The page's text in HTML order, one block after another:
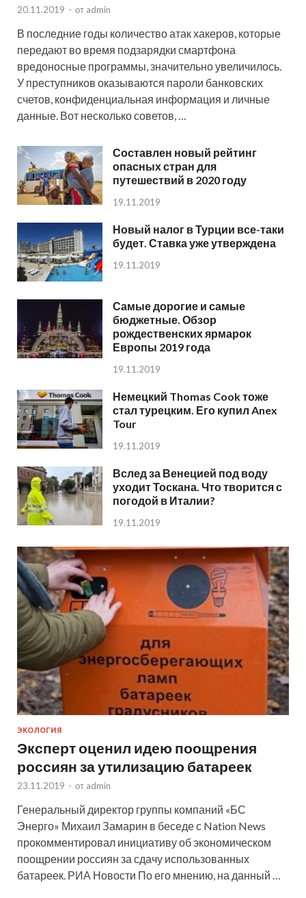
20.11.2019 - от admin
В последние годы количество атак хакеров, которые
передают во время подзарядки смартфона
вредоносные программы, значительно увеличилось.
У преступников оказываются пароли банковских
счетов, конфиденциальная информация и личные
данные. Вот несколько советов, …
Составлен новый рейтинг
опасных стран для
путешествий в 2020 году
19.11.2019
Новый налог в Турции все-таки
будет. Ставка уже утверждена
19.11.2019
Самые дорогие и самые
бюджетные. Обзор
рождественских ярмарок
Европы 2019 года
19.11.2019
Немецкий Thomas Cook тоже
стал турецким. Его купил Anex
Tour
19.11.2019
Вслед за Венецией под воду
уходит Тоскана. Что творится с
погодой в Италии?
19.11.2019
ЭКОЛОГИЯ
Эксперт оценил идею поощрения
россиян за утилизацию батареек
23.11.2019 - от admin
Генеральный директор группы компаний «БС
Энерго» Михаил Замарин в беседе с Nation News
прокомментировал инициативу об экономическом
поощрении россиян за сдачу использованных
батареек. РИА Новости По его мнению, на данный …